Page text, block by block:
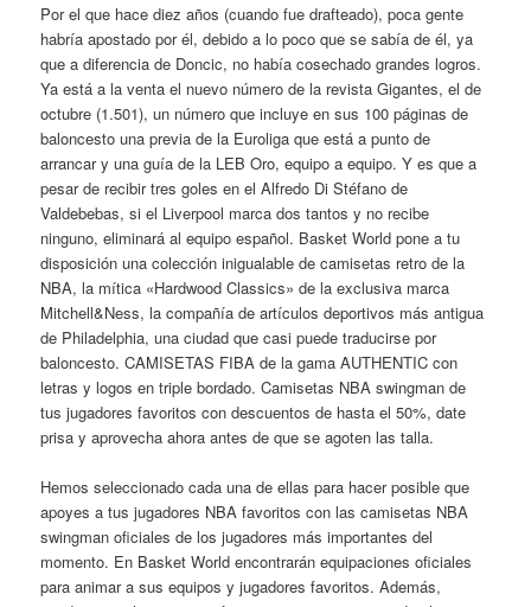
Por el que hace diez años (cuando fue drafteado), poca gente
habría apostado por él, debido a lo poco que se sabía de él, ya
que a diferencia de Doncic, no había cosechado grandes logros.
Ya está a la venta el nuevo número de la revista Gigantes, el de
octubre (1.501), un número que incluye en sus 100 páginas de
baloncesto una previa de la Euroliga que está a punto de
arrancar y una guía de la LEB Oro, equipo a equipo. Y es que a
pesar de recibir tres goles en el Alfredo Di Stéfano de
Valdebebas, si el Liverpool marca dos tantos y no recibe
ninguno, eliminará al equipo español. Basket World pone a tu
disposición una colección inigualable de camisetas retro de la
NBA, la mítica «Hardwood Classics» de la exclusiva marca
Mitchell&Ness, la compañía de artículos deportivos más antigua
de Philadelphia, una ciudad que casi puede traducirse por
baloncesto. CAMISETAS FIBA de la gama AUTHENTIC con
letras y logos en triple bordado. Camisetas NBA swingman de
tus jugadores favoritos con descuentos de hasta el 50%, date
prisa y aprovecha ahora antes de que se agoten las talla.
Hemos seleccionado cada una de ellas para hacer posible que
apoyes a tus jugadores NBA favoritos con las camisetas NBA
swingman oficiales de los jugadores más importantes del
momento. En Basket World encontrarán equipaciones oficiales
para animar a sus equipos y jugadores favoritos. Además,